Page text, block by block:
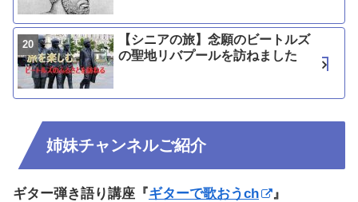
【シニアの旅】念願のビートルズ
の聖地リバプールを訪ねました
姉妹チャンネルご紹介
ギター弾き語り講座『ギターで歌おうch 』